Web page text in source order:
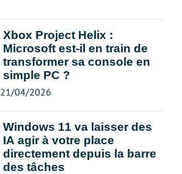
Xbox Project Helix :
Microsoft est-il en train de
transformer sa console en
simple PC ?
21/04/2026
Windows 11 va laisser des
IA agir à votre place
directement depuis la barre
des tâches